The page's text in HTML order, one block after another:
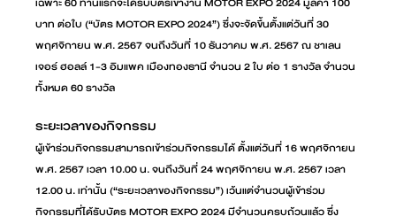
บาท ต่อใบ (“บัตร MOTOR EXPO 2024”) ซึ่งจะจัดขึ้นตั้งแต่วันที่ 30
พฤศจิกายน พ.ศ. 2567 จนถึงวันที่ 10 ธันวาคม พ.ศ. 2567 ณ ชาเลน
เจอร์ ฮอลล์ 1-3 อิมแพค เมืองทองธานี จำนวน 2 ใบ ต่อ 1 รางวัล จำนวน
ทั้งหมด 60 รางวัล
ระยะเวลาของกิจกรรม
ผู้เข้าร่วมกิจกรรมสามารถเข้าร่วมกิจกรรมได้ ตั้งแต่วันที่ 16 พฤศจิกายน
พ.ศ. 2567 เวลา 10.00 น. จนถึงวันที่ 24 พฤศจิกายน พ.ศ. 2567 เวลา
12.00 น. เท่านั้น (“ระยะเวลาของกิจกรรม”) เว้นแต่จำนวนผู้เข้าร่วม
กิจกรรมที่ได้รับบัตร MOTOR EXPO 2024 มีจำนวนครบถ้วนแล้ว ซึ่ง